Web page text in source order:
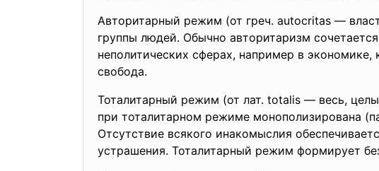
Авторитарный режим (от греч. autocritas —
группы людей. Обычно авторитаризм
неполитических сферах, например в
свобода.
Тоталитарный режим (от лат. totalis — весь,
при тоталитарном режиме монополизирована
Отсутствие всякого инакомыслия
устрашения. Тоталитарный режим формирует